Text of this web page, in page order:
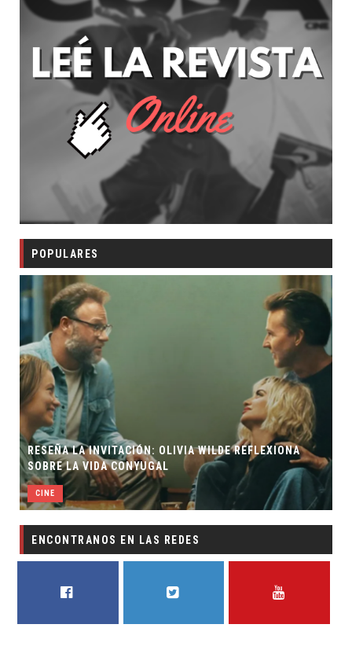
POPULARES
RESEÑA LA INVITACIÓN: OLIVIA WILDE REFLEXIONA
SOBRE LA VIDA CONYUGAL
CINE
ENCONTRANOS EN LAS REDES